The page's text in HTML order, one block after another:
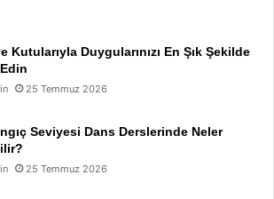
Kutularıyla Duygularınızı En Şık Şekilde
25 Temmuz 2026
Seviyesi Dans Derslerinde Neler
25 Temmuz 2026